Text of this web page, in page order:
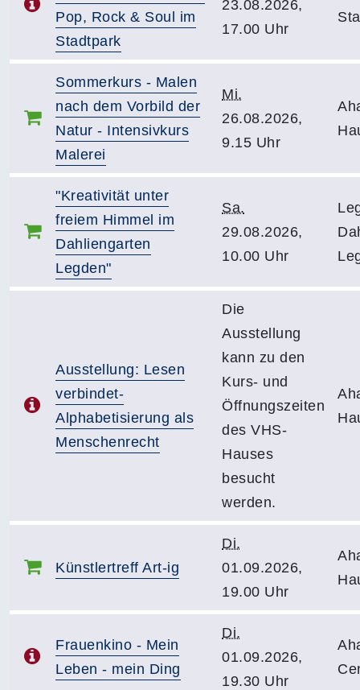
Pop, Rock & Soul im
Stadtpark
23.08.2026,
17.00 Uhr
Sommerkurs - Malen
nach dem Vorbild der
Natur - Intensivkurs
Malerei
Mi.
26.08.2026,
9.15 Uhr
"Kreativität unter
freiem Himmel im
Dahliengarten
Legden"
Sa.
29.08.2026,
10.00 Uhr
Ausstellung: Lesen
verbindet-
Alphabetisierung als
Menschenrecht
Die
Ausstellung
kann zu den
Kurs- und
Öffnungszeiten
des VHS-
Hauses
besucht
werden.
Künstlertreff Art-ig
Di.
01.09.2026,
19.00 Uhr
Frauenkino - Mein
Leben - mein Ding
Di.
01.09.2026,
19.30 Uhr